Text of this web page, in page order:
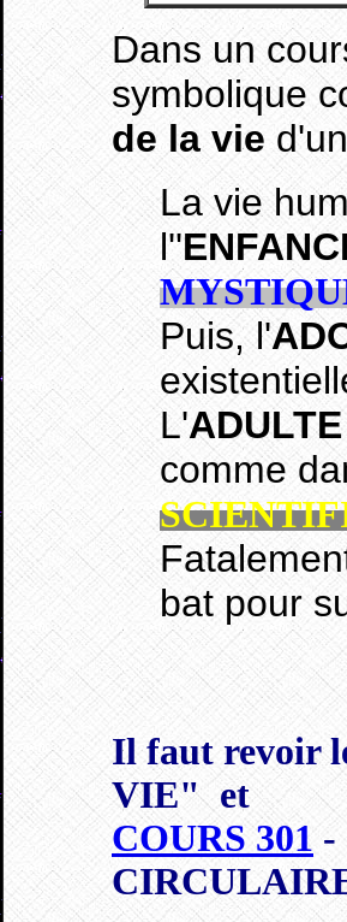
Dans un
symbolique
de la vie
La vie
l''
Puis, l'
L'ADULTE
comme
bat pour
Il faut revoir
VIE" et
COURS 301 -